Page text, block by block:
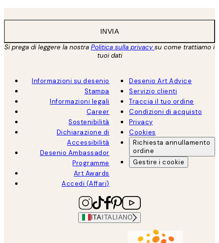
INVIA
Si prega di leggere la nostra Politica sulla privacysu come trattiamo i
tuoi dati
Informazioni su desenio
Stampa
Informazioni legali
Career
Sostenibilità
Dichiarazione di
Accessibilità
Desenio Ambassador
Programme
Art Awards
Accedi (Affari)
Desenio Art Advice
Servizio clienti
Traccia il tuo ordine
Condizioni di acquisto
Privacy
Cookies
Richiesta annullamento
ordine
Gestire i cookie
ITA ITALIANO